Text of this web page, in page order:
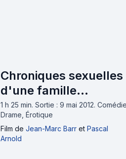
Chroniques sexuelles
d'une famille
d'aujourd'hui (2011)
1 h 25 min. Sortie : 9 mai 2012.
Drame, Érotique
Film de Jean-Marc Barr et Pascal
Arnold